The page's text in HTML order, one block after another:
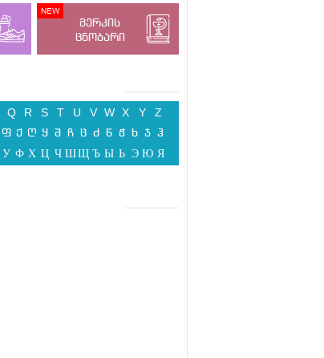
მერკის
ცნობარი
Q R S T U V W X Y Z
ფ ქ ღ ყ შ ჩ ც ძ წ ჭ ხ ჯ ჰ
У Ф Х Ц Ч ШЩ Ъ Ы Ь Э Ю Я